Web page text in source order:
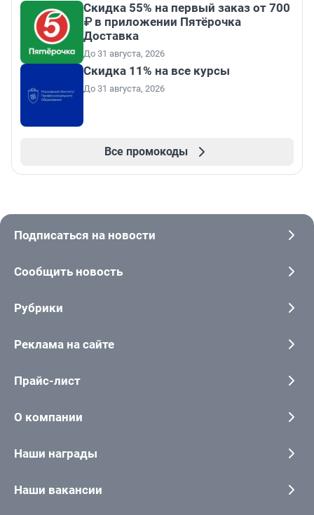
Скидка 55% на первый заказ от 700
₽ в приложении Пятёрочка
Доставка
До 31 августа, 2026
Скидка 11% на все курсы
До 31 августа, 2026
Все промокоды
Подписаться на новости
Сообщить новость
Рубрики
Реклама на сайте
Прайс-лист
О компании
Наши награды
Наши вакансии